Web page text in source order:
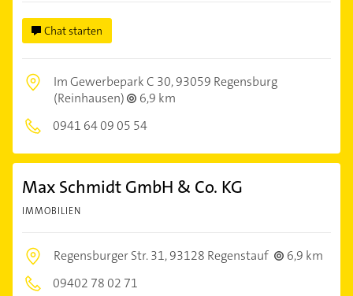
Chat starten
Im Gewerbepark C 30,93059 Regensburg
(Reinhausen)
6,9 km
0941 64 09 05 54
Max Schmidt GmbH & Co. KG
IMMOBILIEN
Regensburger Str. 31,93128 Regenstauf
6,9 km
09402 78 02 71